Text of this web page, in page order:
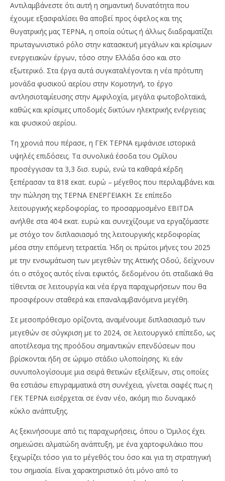
Αντιλαμβάνεστε ότι αυτή η σημαντική δυνατότητα που
έχουμε εξασφαλίσει θα αποβεί προς όφελος και της
θυγατρικής μας ΤΕΡΝΑ, η οποία ούτως ή άλλως διαδραματίζει
πρωταγωνιστικό ρόλο στην κατασκευή μεγάλων και κρίσιμων
ενεργειακών έργων, τόσο στην Ελλάδα όσο και στο
εξωτερικό. Στα έργα αυτά συγκαταλέγονται η νέα πρότυπη
μονάδα φυσικού αερίου στην Κομοτηνή, το έργο
αντλησιοταμίευσης στην Αμφιλοχία, μεγάλα φωτοβολταϊκά,
καθώς και κρίσιμες υποδομές δικτύων ηλεκτρικής ενέργειας
και φυσικού αερίου.
Τη χρονιά που πέρασε, η ΓΕΚ ΤΕΡΝΑ εμφάνισε ιστορικά
υψηλές επιδόσεις. Τα συνολικά έσοδα του Ομίλου
προσέγγισαν τα 3,3 δισ. ευρώ, ενώ τα καθαρά κέρδη
ξεπέρασαν τα 818 εκατ. ευρώ – μέγεθος που περιλαμβάνει και
την πώληση της ΤΕΡΝΑ ΕΝΕΡΓΕΙΑΚΗ. Σε επίπεδο
λειτουργικής κερδοφορίας, το προσαρμοσμένο EBITDA
ανήλθε στα 404 εκατ. ευρώ και συνεχίζουμε να εργαζόμαστε
με στόχο τον διπλασιασμό της λειτουργικής κερδοφορίας
μέσα στην επόμενη τετραετία. Ήδη οι πρώτοι μήνες του 2025
με την ενσωμάτωση των μεγεθών της Αττικής Οδού, δείχνουν
ότι ο στόχος αυτός είναι εφικτός, δεδομένου ότι σταδιακά θα
τίθενται σε λειτουργία και νέα έργα παραχωρήσεων που θα
προσφέρουν σταθερά και επαναλαμβανόμενα μεγέθη.
Σε μεσοπρόθεσμο ορίζοντα, αναμένουμε διπλασιασμό των
μεγεθών σε σύγκριση με το 2024, σε λειτουργικό επίπεδο, ως
αποτέλεσμα της προόδου σημαντικών επενδύσεων που
βρίσκονται ήδη σε ώριμο στάδιο υλοποίησης. Κι εάν
συνυπολογίσουμε μια σειρά θετικών εξελίξεων, στις οποίες
θα εστιάσω επιγραμματικά στη συνέχεια, γίνεται σαφές πως η
ΓΕΚ ΤΕΡΝΑ εισέρχεται σε έναν νέο, ακόμη πιο δυναμικό
κύκλο ανάπτυξης.
Ας ξεκινήσουμε από τις παραχωρήσεις, όπου ο Όμιλος έχει
σημειώσει αλματώδη ανάπτυξη, με ένα χαρτοφυλάκιο που
ξεχωρίζει τόσο για το μέγεθός του όσο και για τη στρατηγική
του σημασία. Είναι χαρακτηριστικό ότι μόνο από το